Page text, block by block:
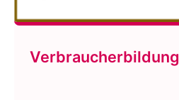
Verbraucherbildung